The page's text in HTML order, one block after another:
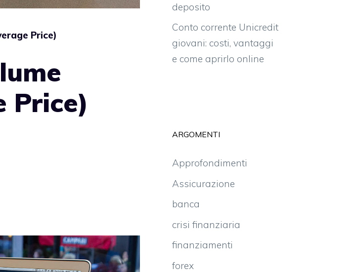
Price)
Price)
deposito
Conto corrente Unicredit
giovani: costi, vantaggi
e come aprirlo online
ARGOMENTI
Approfondimenti
Assicurazione
banca
crisi finanziaria
finanziamenti
forex